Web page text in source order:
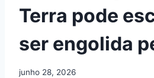
Terra pode
ser engolida
junho 28, 2026